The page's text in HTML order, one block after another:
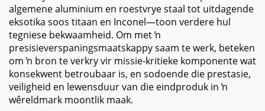
algemene aluminium en roestvrye staal tot uitdagende
eksotika soos titaan en Inconel—toon verdere hul
tegniese bekwaamheid. Om met ŉ
presisieverspaningsmaatskappy saam te werk, beteken
om ŉ bron te verkry vir missie-kritieke komponente wat
konsekwent betroubaar is, en sodoende die prestasie,
veiligheid en lewensduur van die eindproduk in ŉ
wêreldmark moontlik maak.